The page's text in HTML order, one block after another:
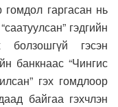
гомдол гаргасан нь
гэдгийн
гэсэн
банкнаас “Чингис
гэх гомдлоор
байгаа гэхчлэн